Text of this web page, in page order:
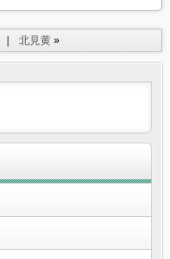
｜北見黄 »